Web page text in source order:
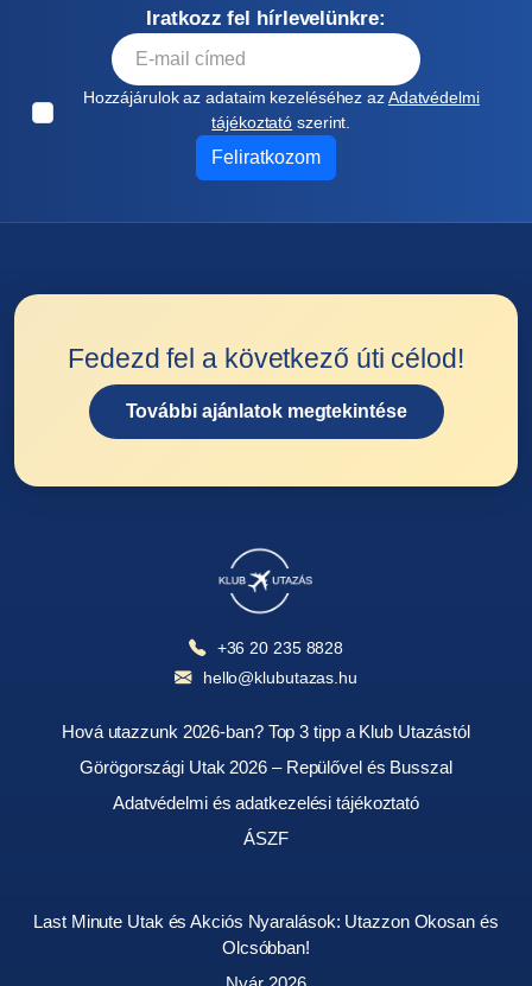
Iratkozz fel hírlevelünkre:
Hozzájárulok az adataim kezeléséhez azAdatvédelmi
tájékoztató szerint.
Feliratkozom
Fedezd fel a következő úti célod!
További ajánlatok megtekintése
+36 20 235 8828
hello@klubutazas.hu
Hová utazzunk 2026-ban? Top 3 tipp a Klub Utazástól
Görögországi Utak 2026 – Repülővel és Busszal
Adatvédelmi és adatkezelési tájékoztató
ÁSZF
Last Minute Utak és Akciós Nyaralások: Utazzon Okosan és
Olcsóbban!